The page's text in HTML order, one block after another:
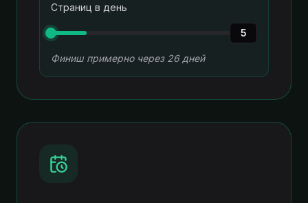
Страниц в день
5
Финиш примерно через 26 дней